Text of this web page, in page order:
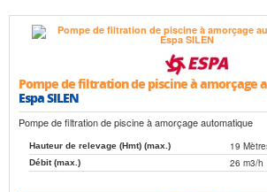
Pompe de filtration de piscine à amorçage
Espa SILEN
Pompe de filtration de piscine à amorçage automatique
Hauteur de relevage (Hmt) (max.) 19
Débit (max.) 26 m3/h